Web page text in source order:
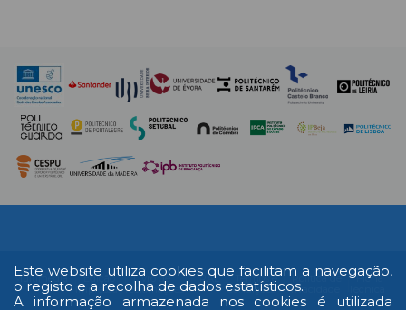
Este website utiliza cookies que facilitam a navegação,
o registo e a recolha de dados estatísticos.
A informação armazenada nos cookies é utilizada
Multimédia
Edição
Impressa
Livro de
reclamações
RAL
Termos e
Condições
Política de
Privacidade
Ficha